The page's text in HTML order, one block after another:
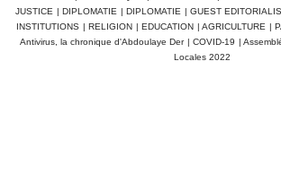
JUSTICE | DIPLOMATIE | DIPLOMATIE | GUEST
INSTITUTIONS | RELIGION | EDUCATION | AGRICULTURE |
Antivirus, la chronique d'Abdoulaye Der | COVID-19 |
Locales 2022